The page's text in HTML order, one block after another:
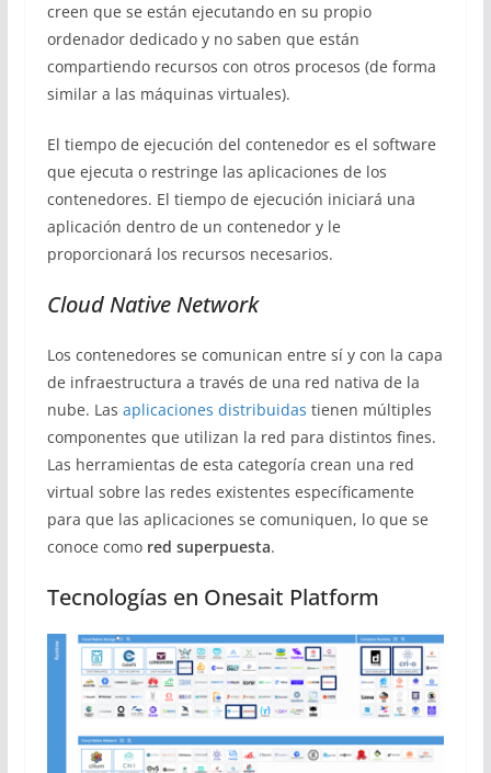
creen que se están ejecutando en su propio
ordenador dedicado y no saben que están
compartiendo recursos con otros procesos (de forma
similar a las máquinas virtuales).
El tiempo de ejecución del contenedor es el software
que ejecuta o restringe las aplicaciones de los
contenedores. El tiempo de ejecución iniciará una
aplicación dentro de un contenedor y le
proporcionará los recursos necesarios.
Cloud Native Network
Los contenedores se comunican entre sí y con la capa
de infraestructura a través de una red nativa de la
nube. Las aplicaciones distribuidas tienen múltiples
componentes que utilizan la red para distintos fines.
Las herramientas de esta categoría crean una red
virtual sobre las redes existentes específicamente
para que las aplicaciones se comuniquen, lo que se
conoce como red superpuesta.
Tecnologías en Onesait Platform